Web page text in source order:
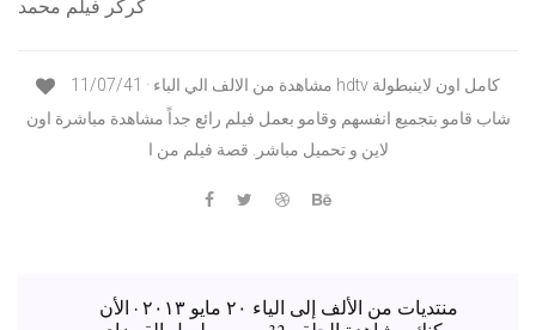
كركر فيلم محمد
11/07/41 · مشاهدة من الالف الي الباء hdtv كامل اون لاينبطولة
شاب قامو بتجميع انفسهم وقامو بعمل فيلم رائع جداً مشاهدة مباشرة اون
لاين و تحميل مباشر. قصة فيلم من ا
منتديات من الألف إلى الياء ٢٠ مايو ٢٠١٣ · الأن